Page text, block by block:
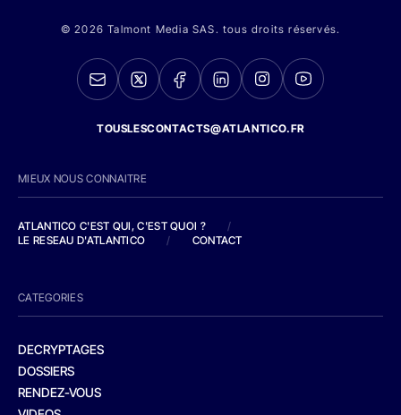
© 2026 Talmont Media SAS. tous droits réservés.
TOUSLESCONTACTS@ATLANTICO.FR
MIEUX NOUS CONNAITRE
ATLANTICO C'EST QUI, C'EST QUOI ?
/
LE RESEAU D'ATLANTICO
/ CONTACT
CATEGORIES
DECRYPTAGES
DOSSIERS
RENDEZ-VOUS